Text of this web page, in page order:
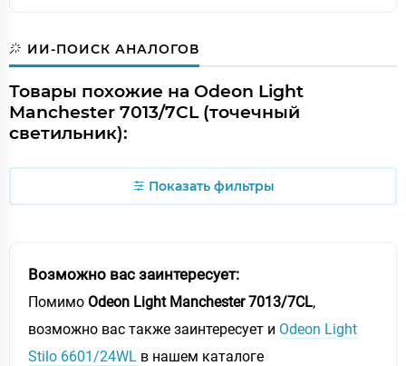
ИИ-ПОИСК АНАЛОГОВ
Товары похожие на Odeon Light
Manchester 7013/7CL (точечный
светильник):
Показать фильтры
Возможно вас заинтересует:
Помимо Odeon Light Manchester 7013/7CL,
возможно вас также заинтересует и Odeon Light
Stilo 6601/24WL в нашем каталоге